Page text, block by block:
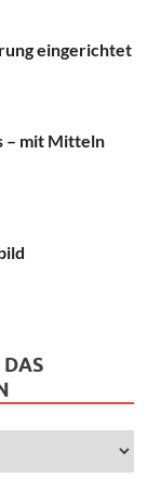
eingerichtet
– mit Mitteln